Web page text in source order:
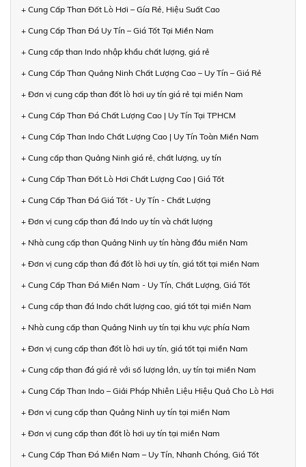
+ Cung Cấp Than Đốt Lò Hơi – Gía Rẻ, Hiệu Suất Cao
+ Cung Cấp Than Đá Uy Tín – Giá Tốt Tại Miền Nam
+ Cung cấp than Indo nhập khẩu chất lượng, giá rẻ
+ Cung Cấp Than Quảng Ninh Chất Lượng Cao – Uy Tín – Giá Rẻ
+ Đơn vị cung cấp than đốt lò hơi uy tín giá rẻ tại miền Nam
+ Cung Cấp Than Đá Chất Lượng Cao | Uy Tín Tại TPHCM
+ Cung Cấp Than Indo Chất Lượng Cao | Uy Tín Toàn Miền Nam
+ Cung cấp than Quảng Ninh giá rẻ, chất lượng, uy tín
+ Cung Cấp Than Đốt Lò Hơi Chất Lượng Cao | Giá Tốt
+ Cung Cấp Than Đá Giá Tốt - Uy Tín - Chất Lượng
+ Đơn vị cung cấp than đá Indo uy tín và chất lượng
+ Nhà cung cấp than Quảng Ninh uy tín hàng đầu miền Nam
+ Đơn vị cung cấp than đá đốt lò hơi uy tín, giá tốt tại miền Nam
+ Cung Cấp Than Đá Miền Nam - Uy Tín, Chất Lượng, Giá Tốt
+ Cung cấp than đá Indo chất lượng cao, giá tốt tại miền Nam
+ Nhà cung cấp than Quảng Ninh uy tín tại khu vực phía Nam
+ Đơn vị cung cấp than đốt lò hơi uy tín, giá tốt tại miền Nam
+ Cung cấp than đá giá rẻ với số lượng lớn, uy tín tại miền Nam
+ Cung Cấp Than Indo – Giải Pháp Nhiên Liệu Hiệu Quả Cho Lò Hơi
+ Đơn vị cung cấp than Quảng Ninh uy tín tại miền Nam
+ Đơn vị cung cấp than đốt lò hơi uy tín tại miền Nam
+ Cung Cấp Than Đá Miền Nam – Uy Tín, Nhanh Chóng, Giá Tốt